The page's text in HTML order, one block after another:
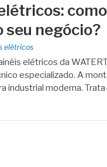
seu negócio?
elétricos
elétricos da
especializado. A
industrial moderna.